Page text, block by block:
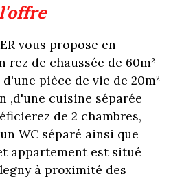
vous propose en
rez de chaussée de 60m²
pièce de vie de 20m²
,d'une cuisine séparée
de 2 chambres,
WC séparé ainsi que
appartement est situé
à proximité des